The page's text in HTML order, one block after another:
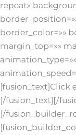
repeat»
border_color=»»
margin_top=»»
[fusion_text]Click
[/fusion_text][/
[/